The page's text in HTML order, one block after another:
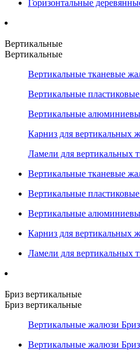
Горизонтальные
Вертикальные
Вертикальные
Вертикальные тканевые
Вертикальные
Вертикальные
Карниз для вертикальных
Ламели для вертикальных
Вертикальные тканевые
Вертикальные
Вертикальные
Карниз для вертикальных
Ламели для вертикальных
Бриз вертикальные
Бриз вертикальные
Вертикальные жалюзи Бриз
Вертикальные жалюзи Бриз